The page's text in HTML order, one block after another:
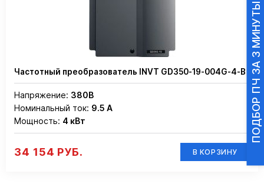
Частотный преобразователь INVT GD350-19-004G-4-B
Напряжение: 380В
Номинальный ток: 9.5 А
Мощность: 4 кВт
34 154 РУБ. В КОРЗИНУ
ПОДБОР ПЧ ЗА 3 МИНУТЫ